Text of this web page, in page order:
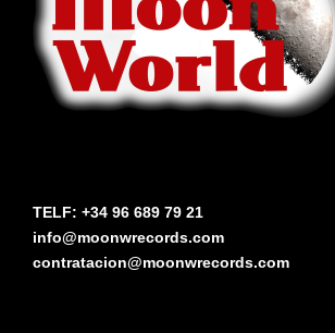
TELF: +34 96 689 79 21
info@moonwrecords.com
contratacion@moonwrecords.com